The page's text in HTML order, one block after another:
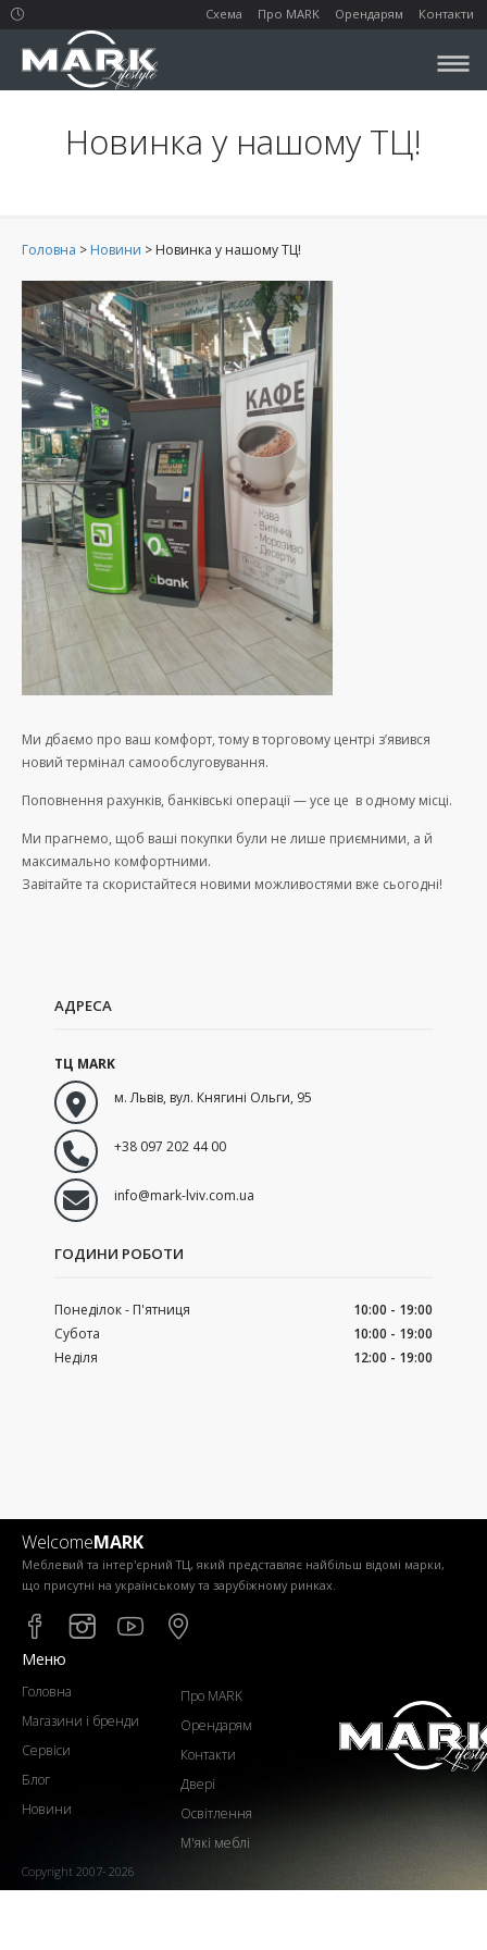
Схема Про MARK Орендарям Контакти
Новинка у нашому ТЦ!
Головна > Новини > Новинка у нашому ТЦ!
Ми дбаємо про ваш комфорт, тому в торговому центрі з’явився
новий термінал самообслуговування.
Поповнення рахунків, банківські операції — усе це в одному місці.
Ми прагнемо, щоб ваші покупки були не лише приємними, а й
максимально комфортними.
Завітайте та скористайтеся новими можливостями вже сьогодні!
АДРЕСА
ТЦ MARK
м. Львів, вул. Княгині Ольги, 95
+38 097 202 44 00
info@mark-lviv.com.ua
ГОДИНИ РОБОТИ
Понеділок - П'ятниця
10:00 - 19:00
Субота
10:00 - 19:00
Неділя
12:00 - 19:00
WelcomeMARK
Меблевий та інтер'єрний ТЦ, який представляє найбільш відомі марки,
що присутні на українському та зарубіжному ринках.
Меню
Головна
Магазини і бренди
Сервіси
Блог
Новини
Про MARK
Орендарям
Контакти
Двері
Освітлення
М'які меблі
Copyright 2007- 2026